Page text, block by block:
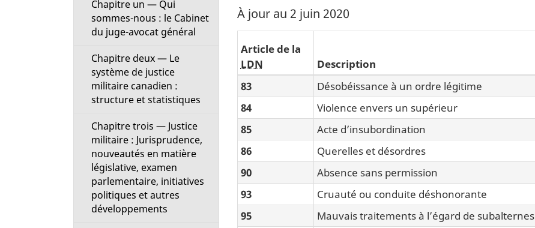
À jour au 2 juin 2020
Article de la
LDN
Description
83
Désobéissance à un ordre légitime
84
Violence envers un supérieur
85
Acte d’insubordination
86
Querelles et désordres
90
Absence sans permission
93
Cruauté ou conduite déshonorante
95
Mauvais traitements à l’égard de subalternes
Chapitre un — Qui
sommes-nous : le Cabinet
du juge-avocat général
Chapitre deux — Le
système de justice
militaire canadien :
structure et statistiques
Chapitre trois — Justice
militaire : Jurisprudence,
nouveautés en matière
législative, examen
parlementaire, initiatives
politiques et autres
développements